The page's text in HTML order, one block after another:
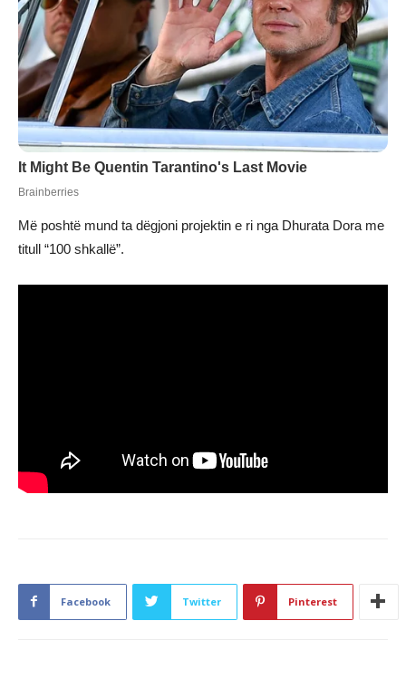
Më poshtë mund ta dëgjoni projektin e ri nga Dhurata Dora me
titull “100 shkallë”.
Facebook Twitter Pinterest